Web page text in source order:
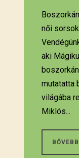
női
aki
mutatatta
világába
Miklós...